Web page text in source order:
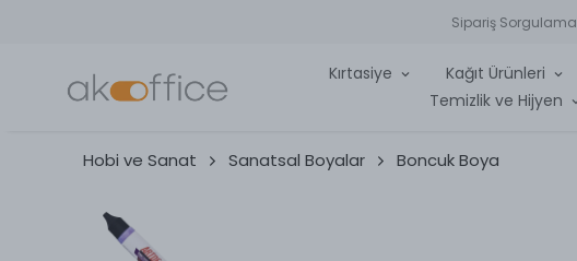
Sipariş Sorgulama
Kırtasiye Kağıt Ürünleri
Temizlik ve Hijyen
Hobi ve Sanat Sanatsal Boyalar Boncuk Boya